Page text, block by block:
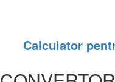
Calculator